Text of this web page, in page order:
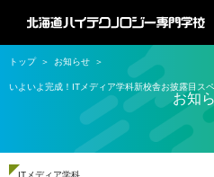
お知
トップ お知らせ
いよいよ完成！ITメディア学科新校舎お披露目ス
ITメディア学科